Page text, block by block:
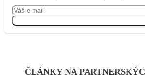
ČLÁNKY NA